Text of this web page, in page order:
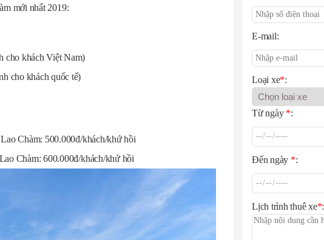
mới nhất 2019:
cho khách Việt Nam)
cho khách quốc tế)
Chàm: 500.000đ/khách/khứ hồi
Chàm: 600.000đ/khách/khứ hồi
E-mail:
Loại xe*:
Từ ngày *:
Đến ngày *:
Lịch trình thuê xe*: